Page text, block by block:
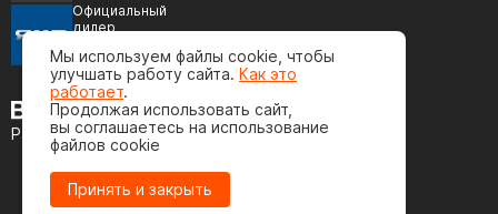
Официальный
дилер
(ЯМЗ)
Разработка сайта
Мы используем файлы cookie, чтобы
улучшать работу сайта. Как это
работает.
Продолжая использовать сайт,
вы соглашаетесь на использование
файлов cookie
Принять и закрыть